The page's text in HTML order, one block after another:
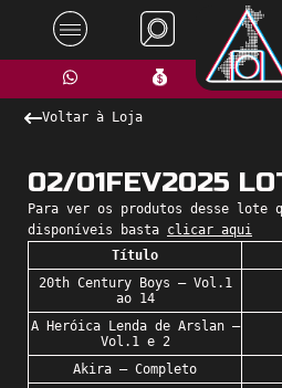
Voltar à Loja
02/01FEV2025
Para ver os produtos desse lote
disponíveis basta clicar aqui
Título
20th Century Boys – Vol.1
ao 14
A Heróica Lenda de Arslan –
Vol.1 e 2
Akira – Completo